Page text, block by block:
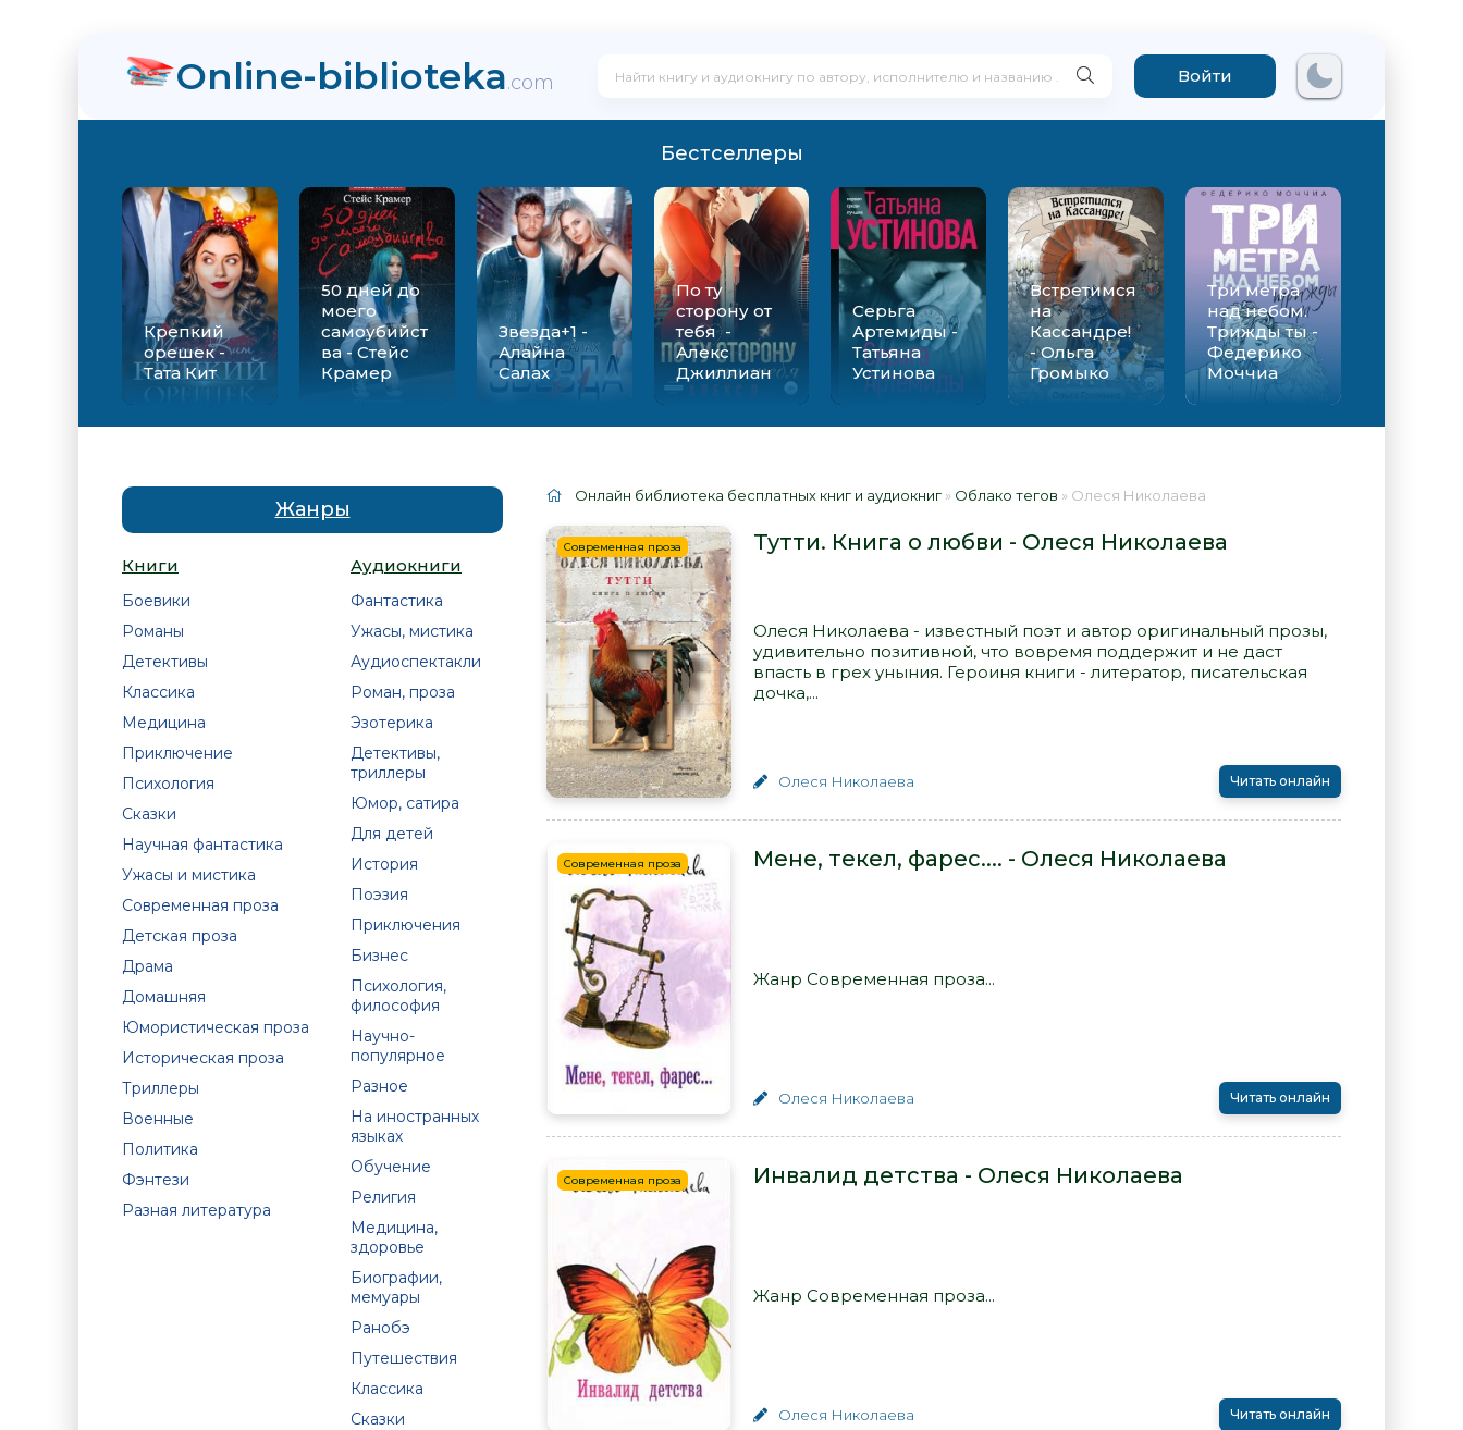
Online-biblioteka.com Войти
Бестселлеры
Крепкий
орешек -
Тата Кит
50 дней до
моего
самоубийст
ва - Стейс
Крамер
Звезда+1 -
Алайна
Салах
По ту
сторону от
тебя -
Алекс
Джиллиан
Серьга
Артемиды -
Татьяна
Устинова
Встретимся
на
Кассандре!
- Ольга
Громыко
Три метра
над небом.
Трижды ты -
Федерико
Моччиа
Жанры
Книги
Боевики
Романы
Детективы
Классика
Медицина
Приключение
Психология
Сказки
Научная фантастика
Ужасы и мистика
Современная проза
Детская проза
Драма
Домашняя
Юмористическая проза
Историческая проза
Триллеры
Военные
Политика
Фэнтези
Разная литература
Аудиокниги
Фантастика
Ужасы, мистика
Аудиоспектакли
Роман, проза
Эзотерика
Детективы,
триллеры
Юмор, сатира
Для детей
История
Поэзия
Приключения
Бизнес
Психология,
философия
Научно-
популярное
Разное
На иностранных
языках
Обучение
Религия
Медицина,
здоровье
Биографии,
мемуары
Ранобэ
Путешествия
Классика
Сказки
Онлайн библиотека бесплатных книг и аудиокниг » Облако тегов » Олеся Николаева
Современная проза Тутти. Книга о любви - Олеся Николаева
Олеся Николаева - известный поэт и автор оригинальный прозы,
удивительно позитивной, что вовремя поддержит и не даст
впасть в грех уныния. Героиня книги - литератор, писательская
дочка,...
Олеся Николаева Читать онлайн
Современная проза Мене, текел, фарес.... - Олеся Николаева
Жанр Современная проза...
Олеся Николаева Читать онлайн
Современная проза Инвалид детства - Олеся Николаева
Жанр Современная проза...
Олеся Николаева Читать онлайн